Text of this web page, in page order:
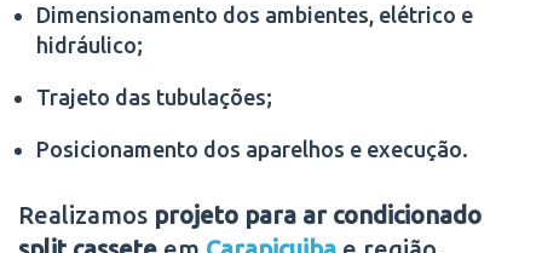
Dimensionamento dos ambientes, elétrico e
hidráulico;
Trajeto das tubulações;
Posicionamento dos aparelhos e execução.
Realizamos projeto para ar condicionado